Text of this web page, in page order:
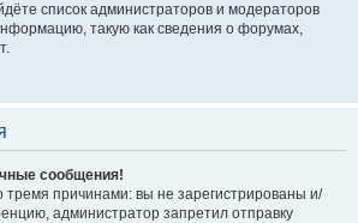
список администраторов и модераторов
такую как сведения о форумах,
сообщения!
причинами: вы не зарегистрированы и/
администратор запретил отправку